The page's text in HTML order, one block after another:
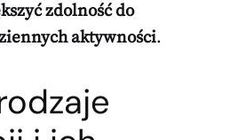
zdolność do
aktywności.